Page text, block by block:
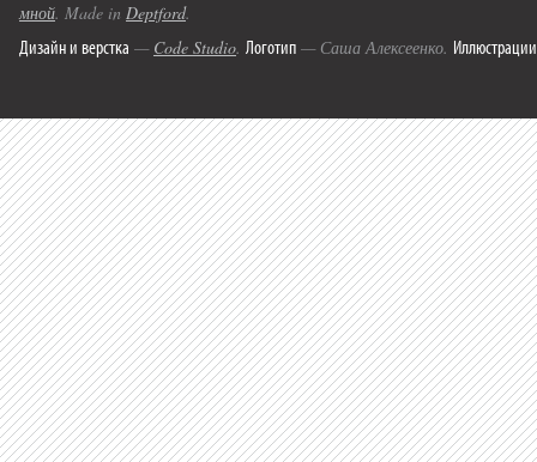
мной. Made in Deptford.
Дизайн и верстка — Code Studio. Логотип — Саша Алексеенко. Иллюстрации